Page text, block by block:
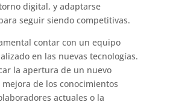
digital, y adaptarse
seguir siendo competitivas.
contar con un equipo
en las nuevas tecnologías.
la apertura de un nuevo
de los conocimientos
actuales o la